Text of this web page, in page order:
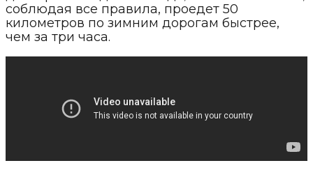
соблюдая все правила, проедет 50
километров по зимним дорогам быстрее,
чем за три часа.